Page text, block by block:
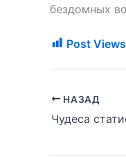
бездомных
Post
НАЗАД